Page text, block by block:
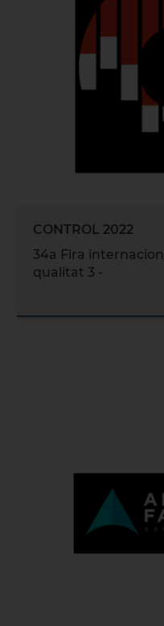
CONTROL 2022
34a Fira
qualitat 3 -